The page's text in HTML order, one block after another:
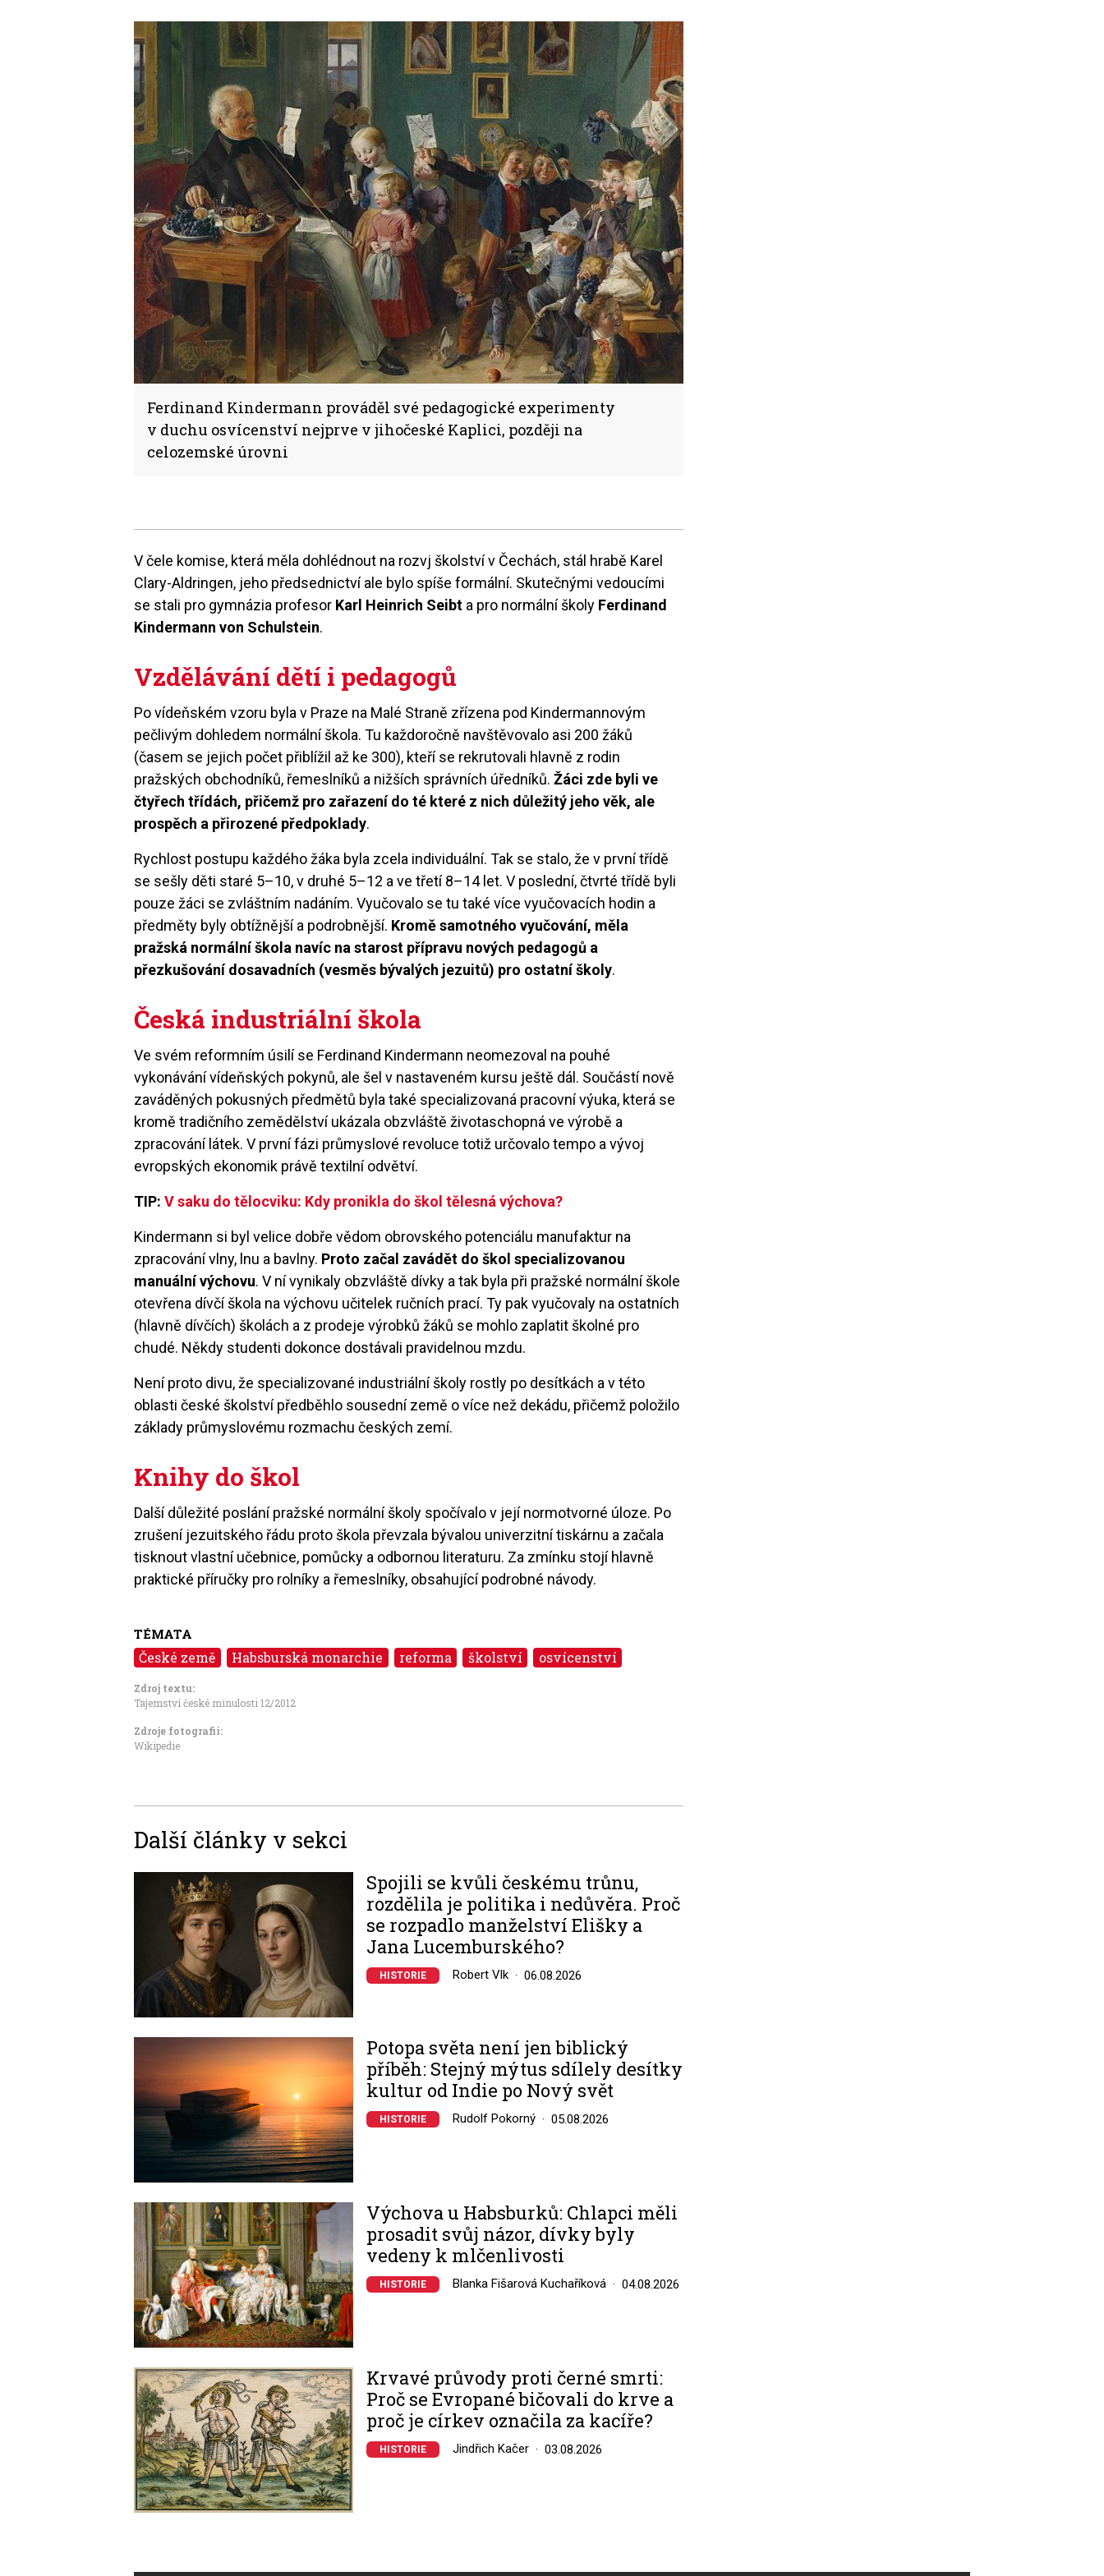
Ferdinand Kindermann prováděl své pedagogické experimenty
v duchu osvícenství nejprve v jihočeské Kaplici, později na
celozemské úrovni
V čele komise, která měla dohlédnout na rozvj školství v Čechách, stál hrabě Karel
Clary-Aldringen, jeho předsednictví ale bylo spíše formální. Skutečnými vedoucími
se stali pro gymnázia profesor Karl Heinrich Seibt a pro normální školy Ferdinand
Kindermann von Schulstein.
Vzdělávání dětí i pedagogů
Po vídeňském vzoru byla v Praze na Malé Straně zřízena pod Kindermannovým
pečlivým dohledem normální škola. Tu každoročně navštěvovalo asi 200 žáků
(časem se jejich počet přiblížil až ke 300), kteří se rekrutovali hlavně z rodin
pražských obchodníků, řemeslníků a nižších správních úředníků.Žáci zde byli ve
čtyřech třídách, přičemž pro zařazení do té které z nich důležitý jeho věk, ale
prospěch a přirozené předpoklady.
Rychlost postupu každého žáka byla zcela individuální. Tak se stalo, že v první třídě
se sešly děti staré 5–10, v druhé 5–12 a ve třetí 8–14 let. V poslední, čtvrté třídě byli
pouze žáci se zvláštním nadáním. Vyučovalo se tu také více vyučovacích hodin a
předměty byly obtížnější a podrobnější. Kromě samotného vyučování, měla
pražská normální škola navíc na starost přípravu nových pedagogů a
přezkušování dosavadních (vesměs bývalých jezuitů) pro ostatní školy.
Česká industriální škola
Ve svém reformním úsilí se Ferdinand Kindermann neomezoval na pouhé
vykonávání vídeňských pokynů, ale šel v nastaveném kursu ještě dál. Součástí nově
zaváděných pokusných předmětů byla také specializovaná pracovní výuka, která se
kromě tradičního zemědělství ukázala obzvláště životaschopná ve výrobě a
zpracování látek. V první fázi průmyslové revoluce totiž určovalo tempo a vývoj
evropských ekonomik právě textilní odvětví.
TIP:V saku do tělocviku: Kdy pronikla do škol tělesná výchova?
Kindermann si byl velice dobře vědom obrovského potenciálu manufaktur na
zpracování vlny, lnu a bavlny. Proto začal zavádět do škol specializovanou
manuální výchovu. V ní vynikaly obzvláště dívky a tak byla při pražské normální škole
otevřena dívčí škola na výchovu učitelek ručních prací. Ty pak vyučovaly na ostatních
(hlavně dívčích) školách a z prodeje výrobků žáků se mohlo zaplatit školné pro
chudé. Někdy studenti dokonce dostávali pravidelnou mzdu.
Není proto divu, že specializované industriální školy rostly po desítkách a v této
oblasti české školství předběhlo sousední země o více než dekádu, přičemž položilo
základy průmyslovému rozmachu českých zemí.
Knihy do škol
Další důležité poslání pražské normální školy spočívalo v její normotvorné úloze. Po
zrušení jezuitského řádu proto škola převzala bývalou univerzitní tiskárnu a začala
tisknout vlastní učebnice, pomůcky a odbornou literaturu. Za zmínku stojí hlavně
praktické příručky pro rolníky a řemeslníky, obsahující podrobné návody.
TÉMATA
České země Habsburská monarchie reforma školství osvícenství
Zdroj textu:
Tajemství české minulosti 12/2012
Zdroje fotografii:
Wikipedie
Další články v sekci
Spojili se kvůli českému trůnu,
rozdělila je politika i nedůvěra. Proč
se rozpadlo manželství Elišky a
Jana Lucemburského?
HISTORIE Robert Vlk 06.08.2026
Potopa světa není jen biblický
příběh: Stejný mýtus sdílely desítky
kultur od Indie po Nový svět
HISTORIE Rudolf Pokorný 05.08.2026
Image
Výchova u Habsburků: Chlapci měli
prosadit svůj názor, dívky byly
vedeny k mlčenlivosti
HISTORIE Blanka Fišarová Kuchaříková 04.08.2026
Image
Krvavé průvody proti černé smrti:
Proč se Evropané bičovali do krve a
proč je církev označila za kacíře?
HISTORIE Jindřich Kačer 03.08.2026